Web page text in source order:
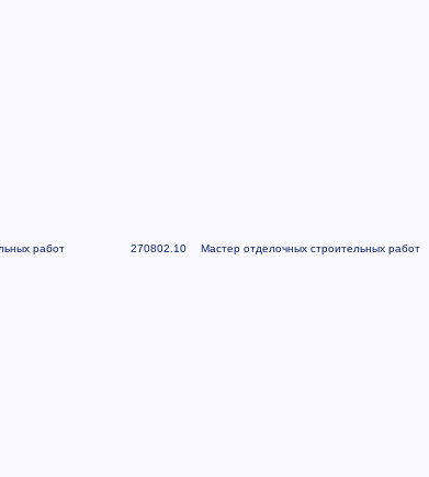
работ 270802.10 Мастер отделочных строительных работ